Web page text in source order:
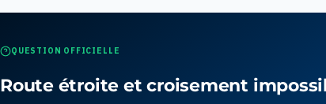
QUESTION OFFICIELLE
Route étroite et croisement